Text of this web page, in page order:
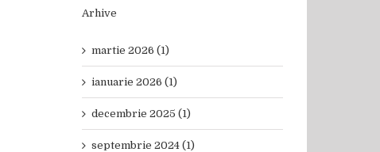
Arhive
martie 2026 (1)
ianuarie 2026 (1)
decembrie 2025 (1)
septembrie 2024 (1)